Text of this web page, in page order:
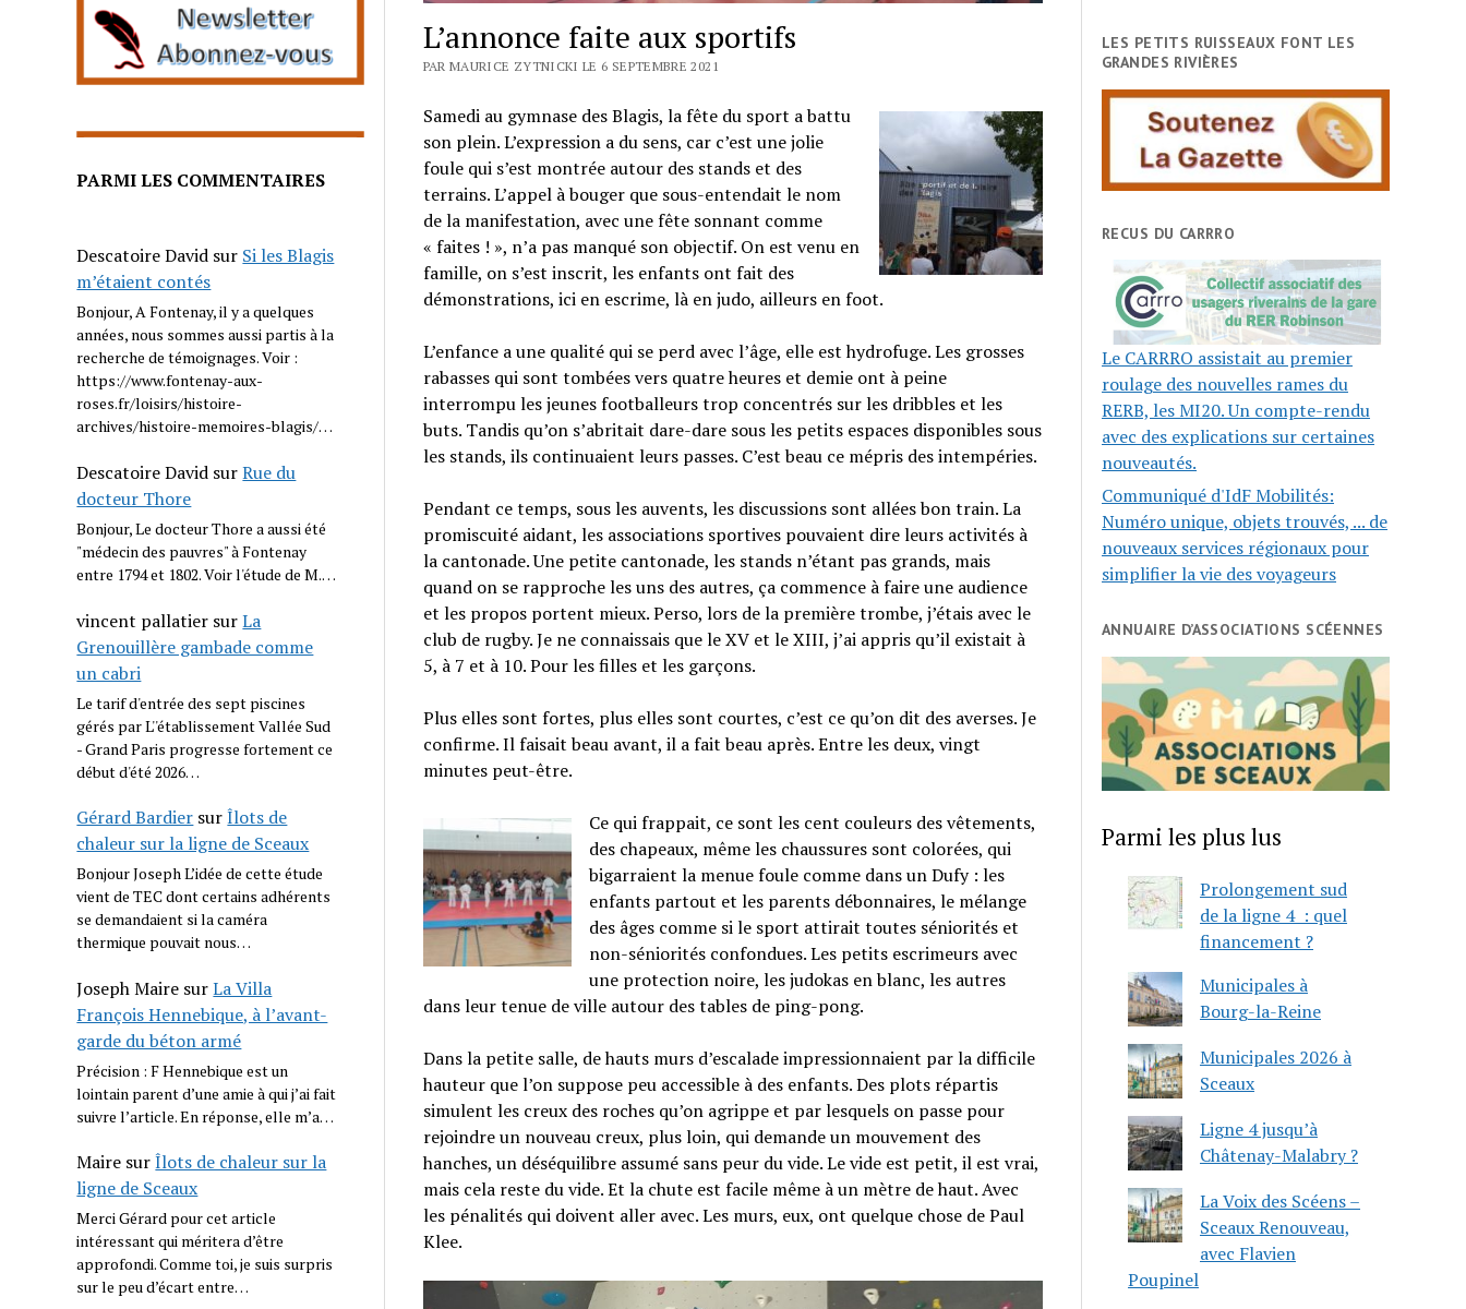
PARMI LES COMMENTAIRES
Descatoire David sur Si les Blagis
m’étaient contés
Bonjour, A Fontenay, il y a quelques
années, nous sommes aussi partis à la
recherche de témoignages. Voir :
https://www.fontenay-aux-
roses.fr/loisirs/histoire-
archives/histoire-memoires-blagis/…
Descatoire David surRue du
docteur Thore
Bonjour, Le docteur Thore a aussi été
"médecin des pauvres" à Fontenay
entre 1794 et 1802. Voir l'étude de M.…
vincent pallatier surLa
Grenouillère gambade comme
un cabri
Le tarif d'entrée des sept piscines
gérés par L''établissement Vallée Sud
- Grand Paris progresse fortement ce
début d'été 2026…
Gérard Bardier surÎlots de
chaleur sur la ligne de Sceaux
Bonjour Joseph L’idée de cette étude
vient de TEC dont certains adhérents
se demandaient si la caméra
thermique pouvait nous…
Joseph Maire surLa Villa
François Hennebique, à l’avant-
garde du béton armé
Précision : F Hennebique est un
lointain parent d’une amie à qui j’ai fait
suivre l’article. En réponse, elle m’a…
Maire surÎlots de chaleur sur la
ligne de Sceaux
Merci Gérard pour cet article
intéressant qui méritera d’être
approfondi. Comme toi, je suis surpris
sur le peu d’écart entre…
L’annonce faite aux sportifs
PAR MAURICE ZYTNICKI LE 6 SEPTEMBRE 2021
Samedi au gymnase des Blagis, la fête du sport a battu
son plein. L’expression a du sens, car c’est une jolie
foule qui s’est montrée autour des stands et des
terrains. L’appel à bouger que sous-entendait le nom
de la manifestation, avec une fête sonnant comme
« faites ! », n’a pas manqué son objectif. On est venu en
famille, on s’est inscrit, les enfants ont fait des
démonstrations, ici en escrime, là en judo, ailleurs en foot.
L’enfance a une qualité qui se perd avec l’âge, elle est hydrofuge. Les grosses
rabasses qui sont tombées vers quatre heures et demie ont à peine
interrompu les jeunes footballeurs trop concentrés sur les dribbles et les
buts. Tandis qu’on s’abritait dare-dare sous les petits espaces disponibles sous
les stands, ils continuaient leurs passes. C’est beau ce mépris des intempéries.
Pendant ce temps, sous les auvents, les discussions sont allées bon train. La
promiscuité aidant, les associations sportives pouvaient dire leurs activités à
la cantonade. Une petite cantonade, les stands n’étant pas grands, mais
quand on se rapproche les uns des autres, ça commence à faire une audience
et les propos portent mieux. Perso, lors de la première trombe, j’étais avec le
club de rugby. Je ne connaissais que le XV et le XIII, j’ai appris qu’il existait à
5, à 7 et à 10. Pour les filles et les garçons.
Plus elles sont fortes, plus elles sont courtes, c’est ce qu’on dit des averses. Je
confirme. Il faisait beau avant, il a fait beau après. Entre les deux, vingt
minutes peut-être.
Ce qui frappait, ce sont les cent couleurs des vêtements,
des chapeaux, même les chaussures sont colorées, qui
bigarraient la menue foule comme dans un Dufy : les
enfants partout et les parents débonnaires, le mélange
des âges comme si le sport attirait toutes séniorités et
non-séniorités confondues. Les petits escrimeurs avec
une protection noire, les judokas en blanc, les autres
dans leur tenue de ville autour des tables de ping-pong.
Dans la petite salle, de hauts murs d’escalade impressionnaient par la difficile
hauteur que l’on suppose peu accessible à des enfants. Des plots répartis
simulent les creux des roches qu’on agrippe et par lesquels on passe pour
rejoindre un nouveau creux, plus loin, qui demande un mouvement des
hanches, un déséquilibre assumé sans peur du vide. Le vide est petit, il est vrai,
mais cela reste du vide. Et la chute est facile même à un mètre de haut. Avec
les pénalités qui doivent aller avec. Les murs, eux, ont quelque chose de Paul
Klee.
LES PETITS RUISSEAUX FONT LES
GRANDES RIVIÈRES
RECUS DU CARRRO
Le CARRRO assistait au premier
roulage des nouvelles rames du
RERB, les MI20. Un compte-rendu
avec des explications sur certaines
nouveautés.
Communiqué d'IdF Mobilités:
Numéro unique, objets trouvés, ... de
nouveaux services régionaux pour
simplifier la vie des voyageurs
ANNUAIRE D’ASSOCIATIONS SCÉENNES
Parmi les plus lus
Prolongement sud
de la ligne 4 : quel
financement ?
Municipales à
Bourg-la-Reine
Municipales 2026 à
Sceaux
Ligne 4 jusqu’à
Châtenay-Malabry ?
La Voix des Scéens –
Sceaux Renouveau,
avec Flavien
Poupinel